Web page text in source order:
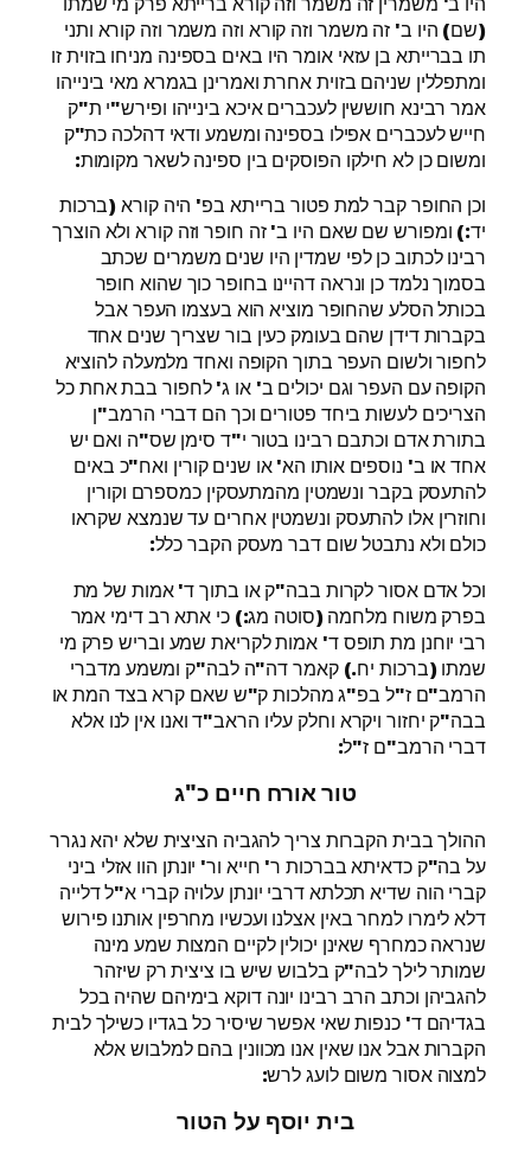
(שם) היו ב' זה משמר וזה קורא וזה משמר וזה קורא ותני
תו בברייתא בן עזאי אומר היו באים בספינה מניחו בזוית זו
ומתפללין שניהם בזוית אחרת ואמרינן בגמרא מאי בינייהו
אמר רבינא חוששין לעכברים איכא בינייהו ופירש"י ת"ק
חייש לעכברים אפילו בספינה ומשמע ודאי דהלכה כת"ק
ומשום כן לא חילקו הפוסקים בין ספינה לשאר מקומות:
וכן החופר קבר למת פטור ברייתא בפ' היה קורא (ברכות
יד:) ומפורש שם שאם היו ב' זה חופר וזה קורא ולא הוצרך
רבינו לכתוב כן לפי שמדין היו שנים משמרים שכתב
בסמוך נלמד כן ונראה דהיינו בחופר כוך שהוא חופר
בכותל הסלע שהחופר מוציא הוא בעצמו העפר אבל
בקברות דידן שהם בעומק כעין בור שצריך שנים אחד
לחפור ולשום העפר בתוך הקופה ואחד מלמעלה להוציא
הקופה עם העפר וגם יכולים ב' או ג' לחפור בבת אחת כל
הצריכים לעשות ביחד פטורים וכך הם דברי הרמב"ן
בתורת אדם וכתבם רבינו בטור י"ד סימן שס"ה ואם יש
אחד או ב' נוספים אותו הא' או שנים קורין ואח"כ באים
להתעסק בקבר ונשמטין מהמתעסקין כמספרם וקורין
וחוזרין אלו להתעסק ונשמטין אחרים עד שנמצא שקראו
כולם ולא נתבטל שום דבר מעסק הקבר כלל:
וכל אדם אסור לקרות בבה"ק או בתוך ד' אמות של מת
בפרק משוח מלחמה (סוטה מג:) כי אתא רב דימי אמר
רבי יוחנן מת תופס ד' אמות לקריאת שמע ובריש פרק מי
שמתו (ברכות יח.) קאמר דה"ה לבה"ק ומשמע מדברי
הרמב"ם ז"ל בפ"ג מהלכות ק"ש שאם קרא בצד המת או
בבה"ק יחזור ויקרא וחלק עליו הראב"ד ואנו אין לנו אלא
דברי הרמב"ם ז"ל:
טור אורח חיים כ"ג
ההולך בבית הקברות צריך להגביה הציצית שלא יהא נגרר
על בה"ק כדאיתא בברכות ר' חייא ור' יונתן הוו אזלי ביני
קברי הוה שדיא תכלתא דרבי יונתן עלויה קברי א"ל דלייה
דלא לימרו למחר באין אצלנו ועכשיו מחרפין אותנו פירוש
שנראה כמחרף שאינן יכולין לקיים המצות שמע מינה
שמותר לילך לבה"ק בלבוש שיש בו ציצית רק שיזהר
להגביהן וכתב הרב רבינו יונה דוקא בימיהם שהיה בכל
בגדיהם ד' כנפות שאי אפשר שיסיר כל בגדיו כשילך לבית
הקברות אבל אנו שאין אנו מכוונין בהם למלבוש אלא
למצוה אסור משום לועג לרש:
בית יוסף על הטור